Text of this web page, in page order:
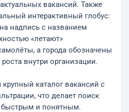
вакансий. Также
интерактивный глобус:
надпись с названием
«летают»
а города обозначены
внутри организации.
каталог вакансий с
что делает поиск
быстрым и понятным.